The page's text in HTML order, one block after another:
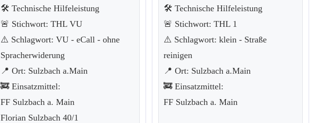
🛠️ Technische Hilfeleistung
🚨 Stichwort: THL VU
⚠️ Schlagwort: VU - eCall - ohne
Spracherwiderung
📍 Ort: Sulzbach a.Main
🚒 Einsatzmittel:
FF Sulzbach a. Main
Florian Sulzbach 40/1
🛠️ Technische Hilfeleistung
🚨 Stichwort: THL 1
⚠️ Schlagwort: klein - Straße
reinigen
📍 Ort: Sulzbach a.Main
🚒 Einsatzmittel:
FF Sulzbach a. Main